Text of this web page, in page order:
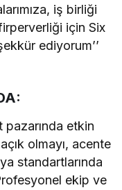
iş birliği
için Six
ediyorum’’
pazarında etkin
olmayı, acente
standartlarında
ekip ve